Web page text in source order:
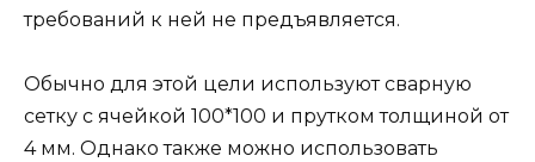
требований к ней не предъявляется.
Обычно для этой цели используют сварную
сетку с ячейкой 100*100 и прутком толщиной от
4 мм. Однако также можно использовать